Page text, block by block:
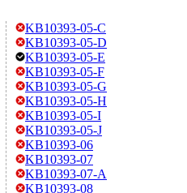
KB10393-05-C
KB10393-05-D
KB10393-05-E
KB10393-05-F
KB10393-05-G
KB10393-05-H
KB10393-05-I
KB10393-05-J
KB10393-06
KB10393-07
KB10393-07-A
KB10393-08